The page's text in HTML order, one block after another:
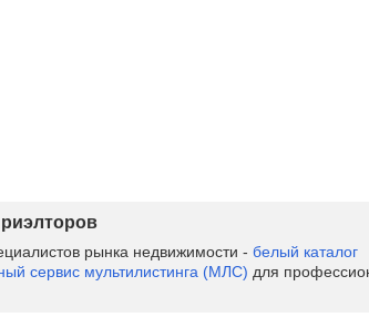
рынка недвижимости - белый каталог
сервис мультилистинга (МЛС) для